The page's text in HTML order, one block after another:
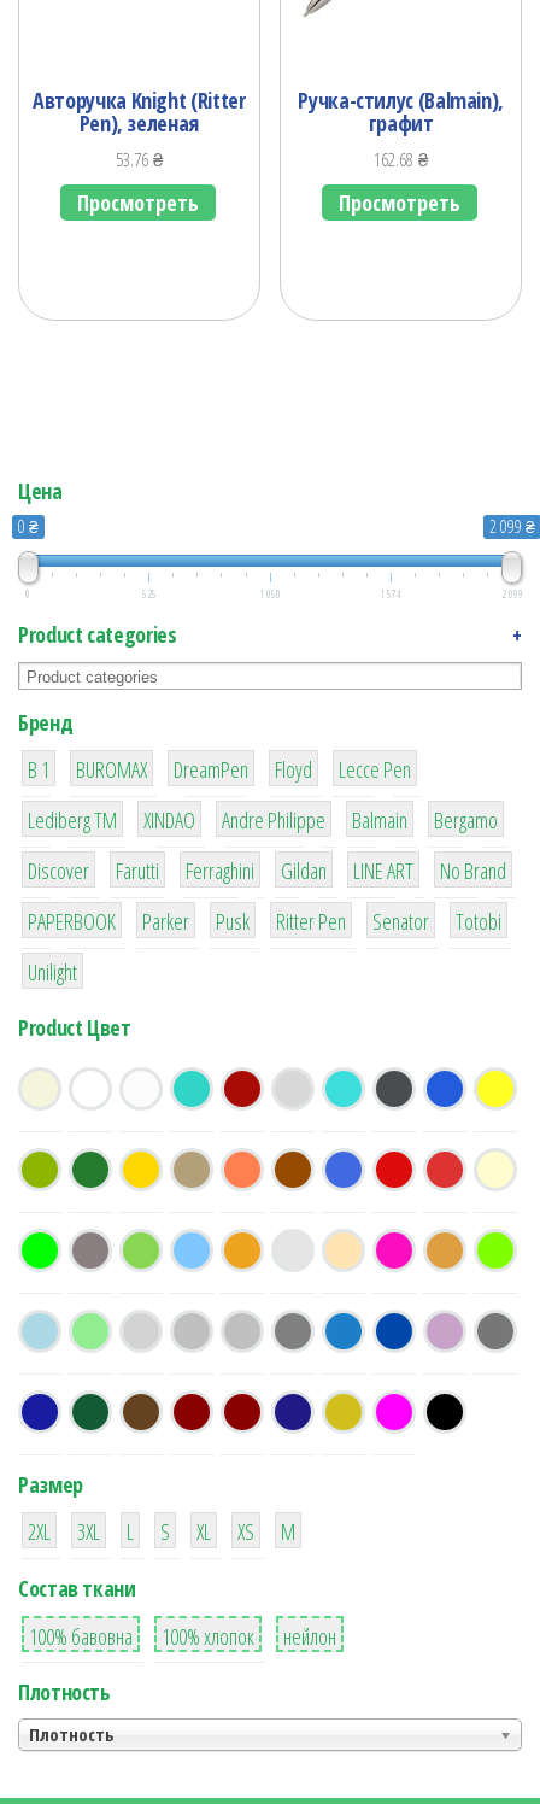
Авторучка Knight (Ritter
Pen), зеленая
53.76₴
Просмотреть
Ручка-стилус (Balmain),
графит
162.68₴
Просмотреть
Цена
0 ₴ 2 099 ₴
0 525 1 050 1 574 2 099
Product categories +
Бренд
B 1
1
BUROMAX
1
DreamPen
2
Floyd
2
Lecce Pen
3
Lediberg ТМ
3
XINDAO
1
Andre Philippe
4
Balmain
26
Bergamo
64
Discover
299
Farutti
4
Ferraghini
42
Gildan
4
LINE ART
90
No Brand
8
PAPERBOOK
6
Parker
2
Pusk
22
Ritter Pen
15
Senator
43
Totobi
1
Unilight
Product Цвет
Размер
38
2XL
16
3XL
42
L
42
S
42
XL XS
М
Состав ткани
8
100% бавовна
36
100% хлопок
2
нейлон
Плотность
Плотность